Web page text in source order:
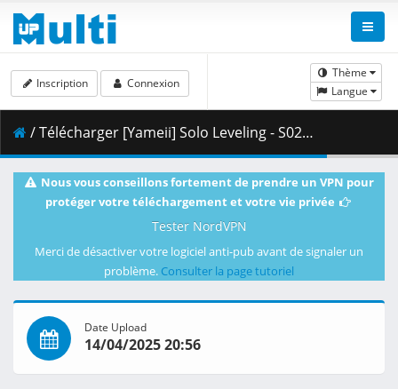
Thème
Langue
Inscription Connexion
/ Télécharger [Yameii] Solo Leveling - S02E03 [English Dub] [CR WEB-DL 720p] [F708F02D].mkv.002 ( 348.92 MB )
Nous vous conseillons fortement de prendre un VPN pour
protéger votre téléchargement et votre vie privée
Tester NordVPN
Merci de désactiver votre logiciel anti-pub avant de signaler un
problème. Consulter la page tutoriel
Date Upload
14/04/2025 20:56